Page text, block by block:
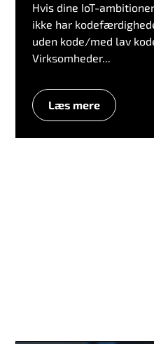
Hvis dine IoT-
ikke har
uden kode/med lav
Virksomheder...
Læs mere